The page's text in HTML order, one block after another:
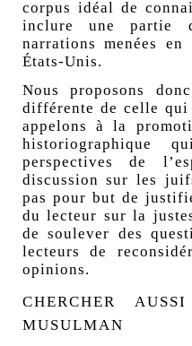
corpus idéal de
inclure une partie
narrations menées
États-Unis.
Nous proposons
différente de celle qui
appelons à la
historiographique
perspectives de
discussion sur les
pas pour but de
du lecteur sur la
de soulever des
lecteurs de
opinions.
CHERCHER
MUSULMAN